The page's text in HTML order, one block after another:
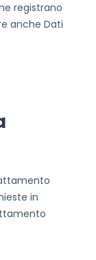
registrano
anche Dati
in